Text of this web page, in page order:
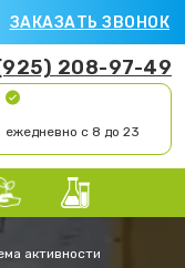
ЗАКАЗАТЬ ЗВОНОК
208-97-49
ежедневно с 8 до 23
активности